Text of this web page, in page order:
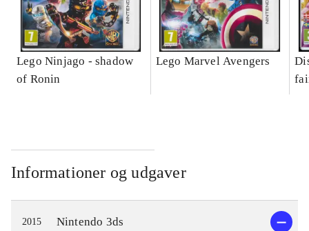
Lego Ninjago - shadow
of Ronin
Lego Marvel Avengers
Informationer og udgaver
2015 Nintendo 3ds